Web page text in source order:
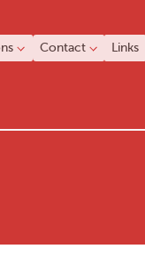
Contact Links